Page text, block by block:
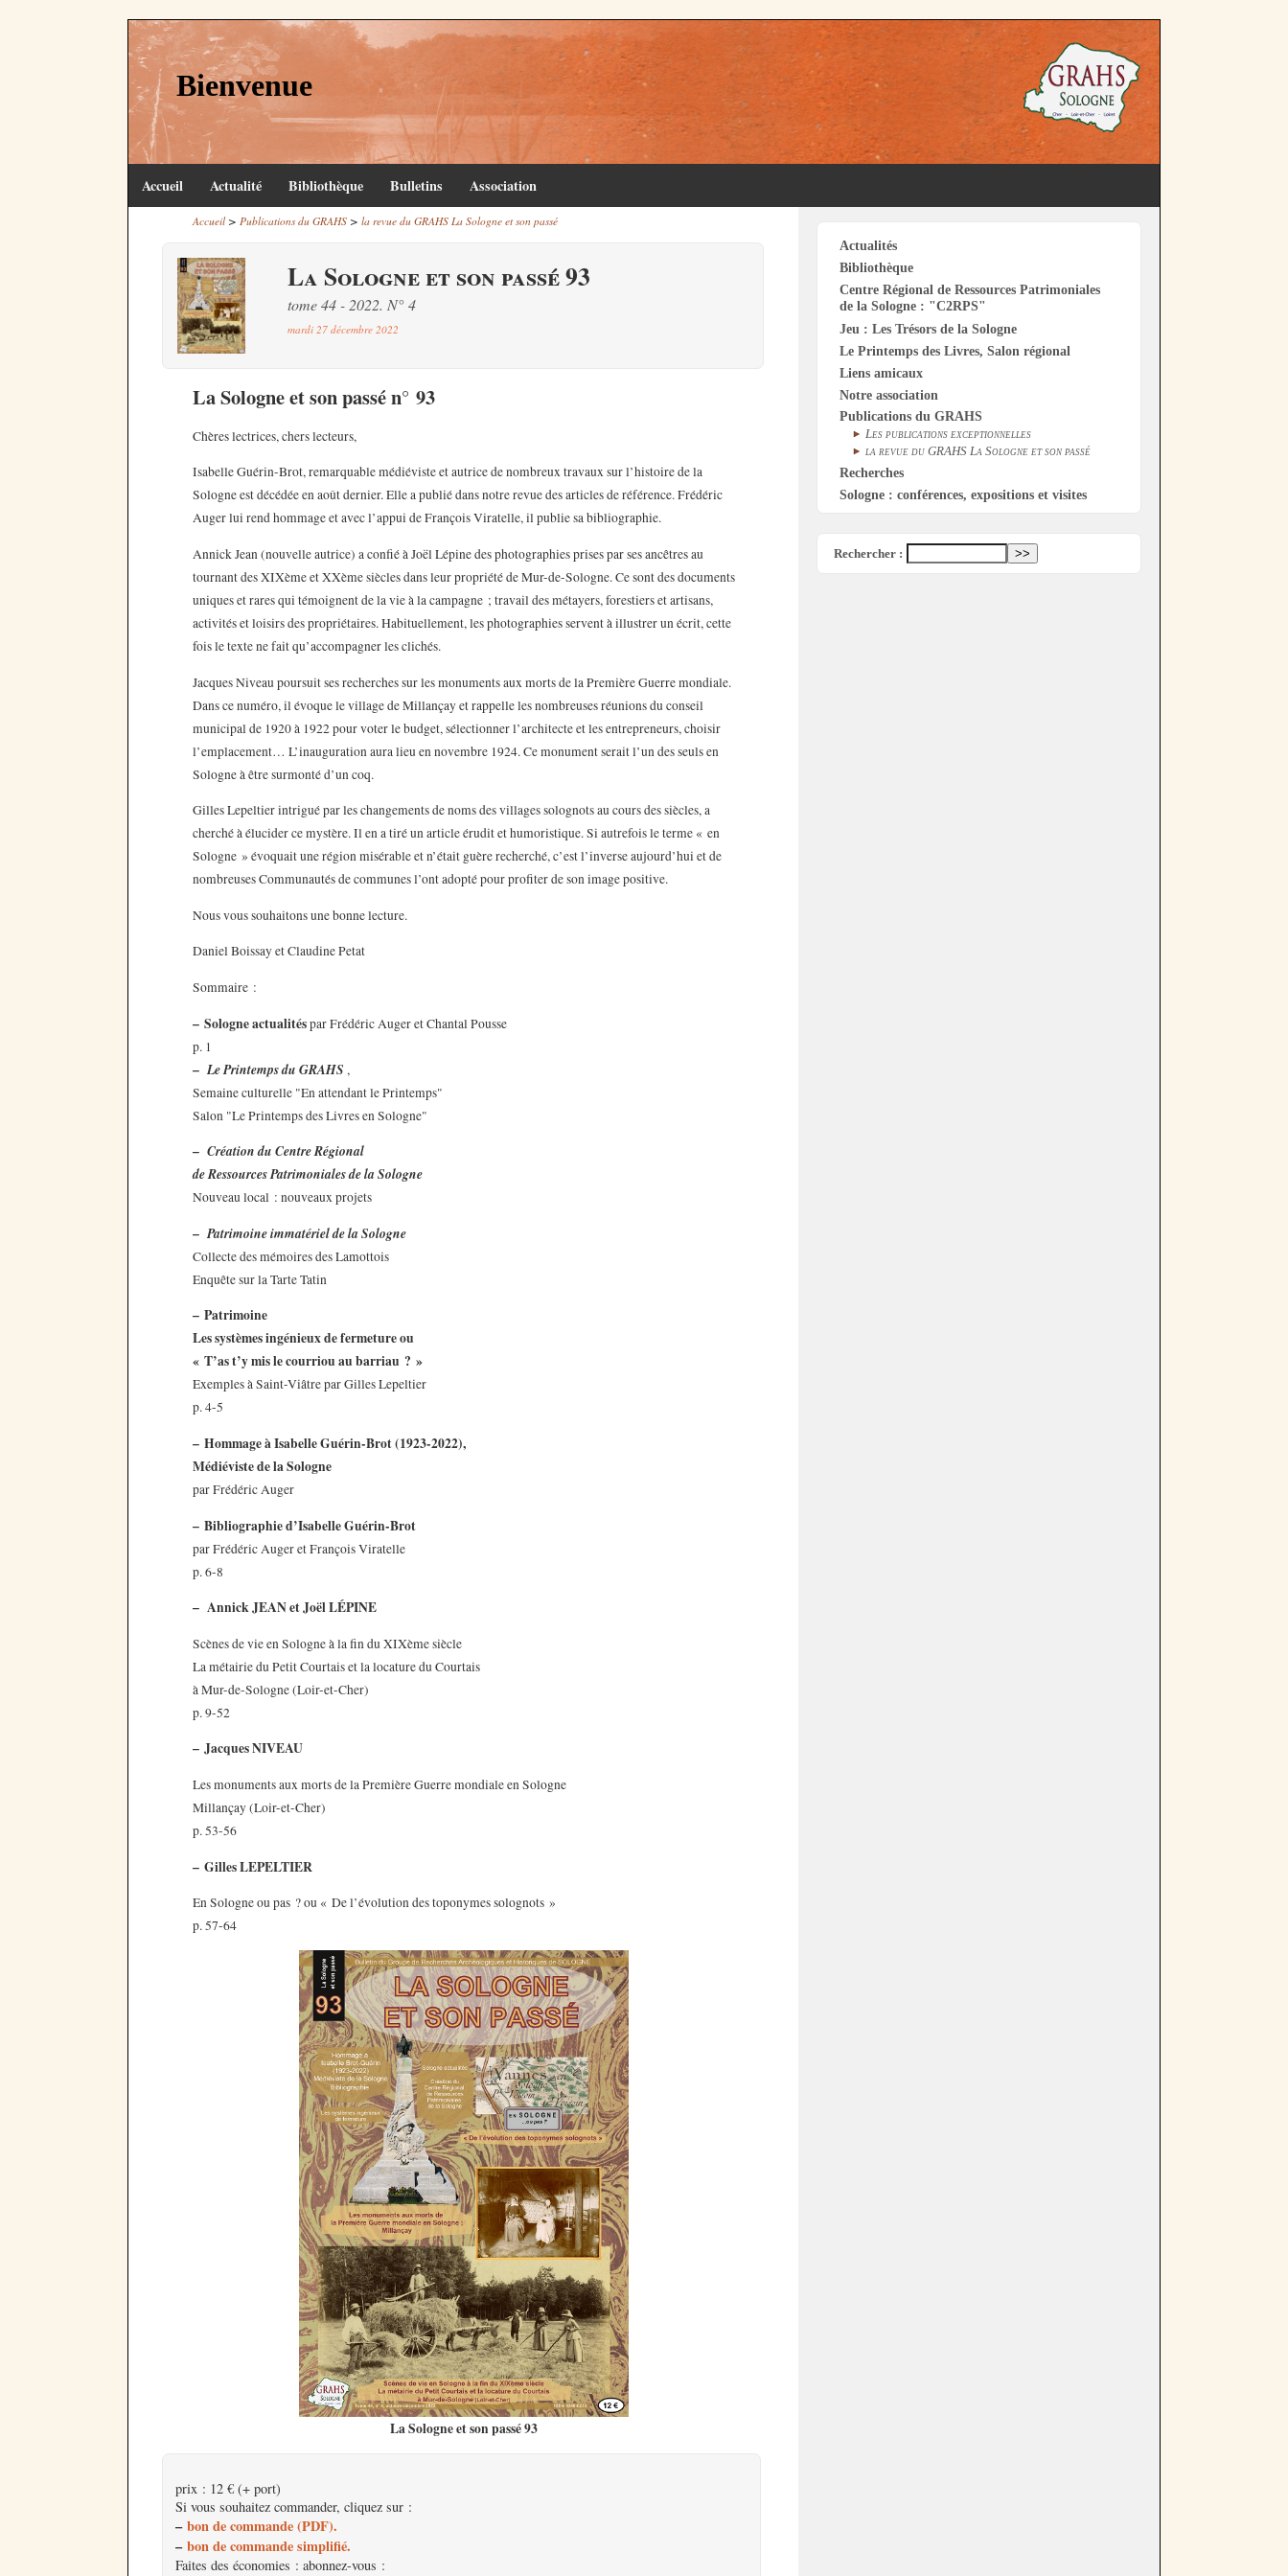
Bienvenue
Accueil Actualité Bibliothèque Bulletins Association
Accueil> Publications du GRAHS> la revue du GRAHS La Sologne et son passé
La Sologne et son passé 93
tome 44 - 2022. N° 4
mardi 27 décembre 2022
La Sologne et son passé n° 93
Chères lectrices, chers lecteurs,
Isabelle Guérin-Brot, remarquable médiéviste et autrice de nombreux travaux sur l’histoire de la
Sologne est décédée en août dernier. Elle a publié dans notre revue des articles de référence. Frédéric
Auger lui rend hommage et avec l’appui de François Viratelle, il publie sa bibliographie.
Annick Jean (nouvelle autrice) a confié à Joël Lépine des photographies prises par ses ancêtres au
tournant des XIXème et XXème siècles dans leur propriété de Mur-de-Sologne. Ce sont des documents
uniques et rares qui témoignent de la vie à la campagne ; travail des métayers, forestiers et artisans,
activités et loisirs des propriétaires. Habituellement, les photographies servent à illustrer un écrit, cette
fois le texte ne fait qu’accompagner les clichés.
Jacques Niveau poursuit ses recherches sur les monuments aux morts de la Première Guerre mondiale.
Dans ce numéro, il évoque le village de Millançay et rappelle les nombreuses réunions du conseil
municipal de 1920 à 1922 pour voter le budget, sélectionner l’architecte et les entrepreneurs, choisir
l’emplacement… L’inauguration aura lieu en novembre 1924. Ce monument serait l’un des seuls en
Sologne à être surmonté d’un coq.
Gilles Lepeltier intrigué par les changements de noms des villages solognots au cours des siècles, a
cherché à élucider ce mystère. Il en a tiré un article érudit et humoristique. Si autrefois le terme « en
Sologne » évoquait une région misérable et n’était guère recherché, c’est l’inverse aujourd’hui et de
nombreuses Communautés de communes l’ont adopté pour profiter de son image positive.
Nous vous souhaitons une bonne lecture.
Daniel Boissay et Claudine Petat
Sommaire :
– Sologne actualitéspar Frédéric Auger et Chantal Pousse
p. 1
– Le Printemps du GRAHS ,
Semaine culturelle "En attendant le Printemps"
Salon "Le Printemps des Livres en Sologne"
– Création du Centre Régional
de Ressources Patrimoniales de la Sologne
Nouveau local : nouveaux projets
– Patrimoine immatériel de la Sologne
Collecte des mémoires des Lamottois
Enquête sur la Tarte Tatin
– Patrimoine
Les systèmes ingénieux de fermeture ou
« T’as t’y mis le courriou au barriau ? »
Exemples à Saint-Viâtre par Gilles Lepeltier
p. 4-5
– Hommage à Isabelle Guérin-Brot (1923-2022),
Médiéviste de la Sologne
par Frédéric Auger
– Bibliographie d’Isabelle Guérin-Brot
par Frédéric Auger et François Viratelle
p. 6-8
– Annick JEAN et Joël LÉPINE
Scènes de vie en Sologne à la fin du XIXème siècle
La métairie du Petit Courtais et la locature du Courtais
à Mur-de-Sologne (Loir-et-Cher)
p. 9-52
– Jacques NIVEAU
Les monuments aux morts de la Première Guerre mondiale en Sologne
Millançay (Loir-et-Cher)
p. 53-56
– Gilles LEPELTIER
En Sologne ou pas ? ou « De l’évolution des toponymes solognots »
p. 57-64
La Sologne et son passé 93
prix : 12 € (+ port)
Si vous souhaitez commander, cliquez sur :
– bon de commande (PDF).
– bon de commande simplifié.
Faites des économies : abonnez-vous :
Actualités
Bibliothèque
Centre Régional de Ressources Patrimoniales
de la Sologne : "C2RPS"
Jeu : Les Trésors de la Sologne
Le Printemps des Livres, Salon régional
Liens amicaux
Notre association
Publications du GRAHS
Les publications exceptionnelles
la revue du GRAHS La Sologne et son passé
Recherches
Sologne : conférences, expositions et visites
Rechercher :